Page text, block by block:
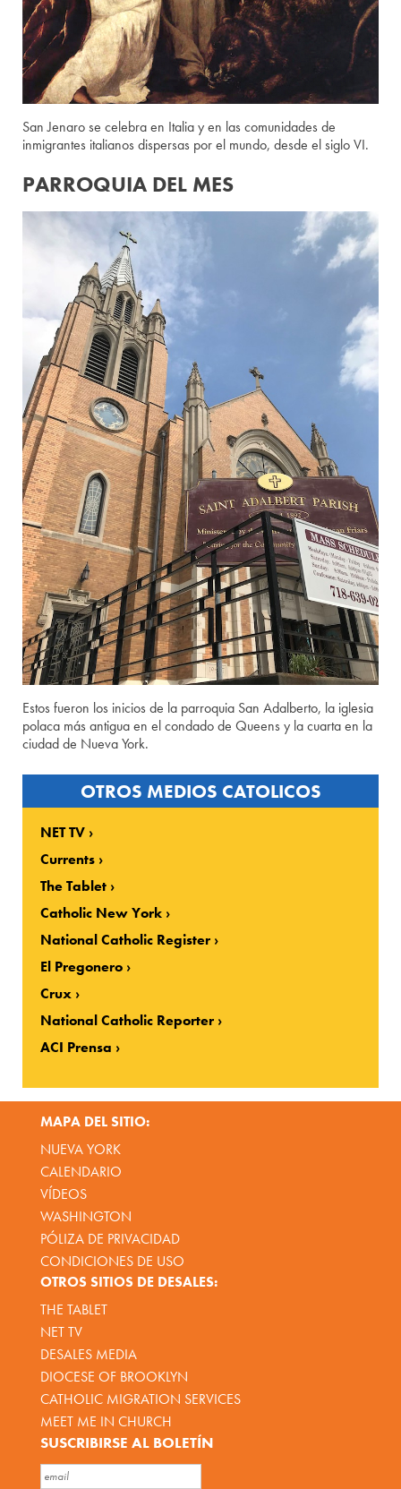
San Jenaro se celebra en Italia y en las comunidades de
inmigrantes italianos dispersas por el mundo, desde el siglo VI.
PARROQUIA DEL MES
Estos fueron los inicios de la parroquia San Adalberto, la iglesia
polaca más antigua en el condado de Queens y la cuarta en la
ciudad de Nueva York.
OTROS MEDIOS CATOLICOS
NET TV
Currents
The Tablet
Catholic New York
National Catholic Register
El Pregonero
Crux
National Catholic Reporter
ACI Prensa
MAPA DEL SITIO:
NUEVA YORK
CALENDARIO
VÍDEOS
WASHINGTON
PÓLIZA DE PRIVACIDAD
CONDICIONES DE USO
OTROS SITIOS DE DESALES:
THE TABLET
NET TV
DESALES MEDIA
DIOCESE OF BROOKLYN
CATHOLIC MIGRATION SERVICES
MEET ME IN CHURCH
SUSCRIBIRSE AL BOLETÍN